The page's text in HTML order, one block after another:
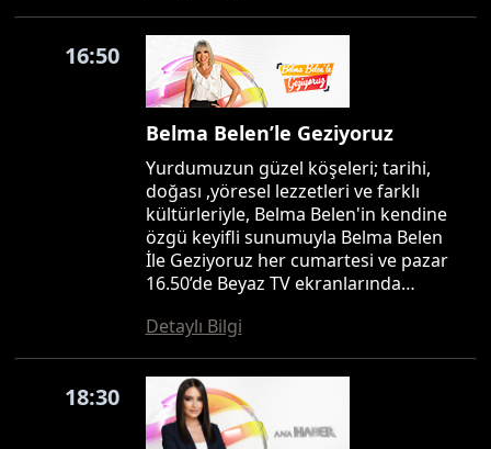
16:50
Belma Belen’le Geziyoruz
Yurdumuzun güzel köşeleri; tarihi,
doğası ,yöresel lezzetleri ve farklı
kültürleriyle, Belma Belen'in kendine
özgü keyifli sunumuyla Belma Belen
İle Geziyoruz her cumartesi ve pazar
16.50’de Beyaz TV ekranlarında…
Detaylı Bilgi
18:30